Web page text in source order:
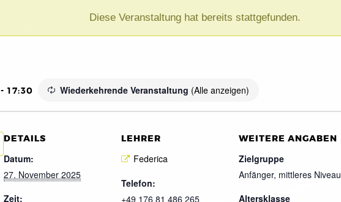
Diese Veranstaltung hat bereits stattgefunden.
-17:30 Wiederkehrende Veranstaltung (Alle anzeigen)
DETAILS
Datum:
27. November 2025
Zeit:
LEHRER
Federica
Telefon:
+49 176 81 486 265
WEITERE ANGABEN
Zielgruppe
Anfänger, mittleres Niveau
Altersklasse